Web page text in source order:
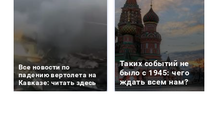
Все новости по
падению вертолета на
Кавказе: читать здесь
Таких событий не
было с 1945: чего
ждать всем нам?